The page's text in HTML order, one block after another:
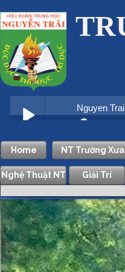
Home NT Trường Xưa
Nghệ Thuật NT Giải Trí